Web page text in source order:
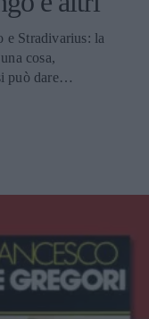
e Stradivarius: la
cosa,
può dare